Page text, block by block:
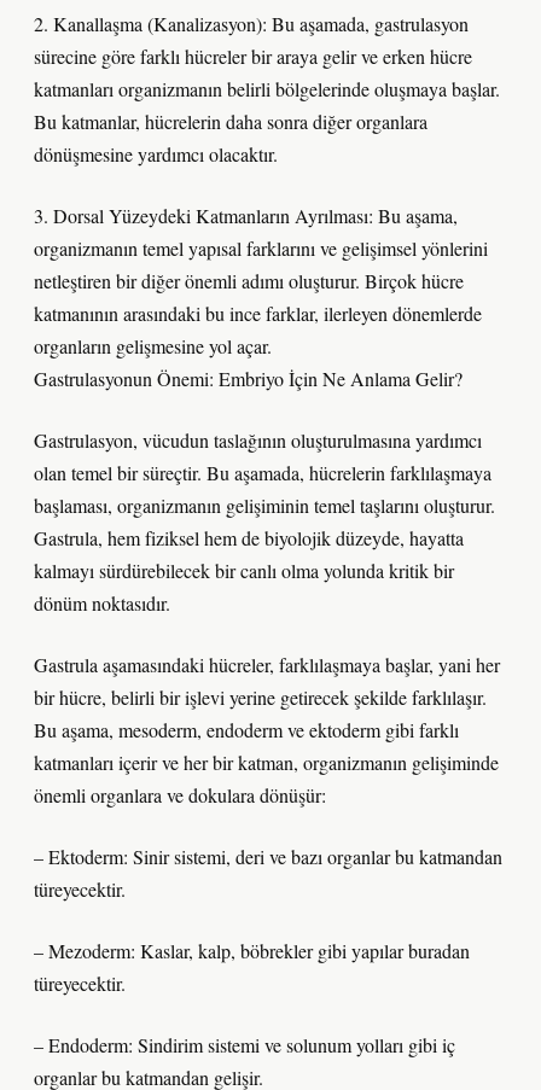
2. Kanallaşma (Kanalizasyon): Bu aşamada, gastrulasyon
sürecine göre farklı hücreler bir araya gelir ve erken hücre
katmanları organizmanın belirli bölgelerinde oluşmaya başlar.
Bu katmanlar, hücrelerin daha sonra diğer organlara
dönüşmesine yardımcı olacaktır.
3. Dorsal Yüzeydeki Katmanların Ayrılması: Bu aşama,
organizmanın temel yapısal farklarını ve gelişimsel yönlerini
netleştiren bir diğer önemli adımı oluşturur. Birçok hücre
katmanının arasındaki bu ince farklar, ilerleyen dönemlerde
organların gelişmesine yol açar.
Gastrulasyonun Önemi: Embriyo İçin Ne Anlama Gelir?
Gastrulasyon, vücudun taslağının oluşturulmasına yardımcı
olan temel bir süreçtir. Bu aşamada, hücrelerin farklılaşmaya
başlaması, organizmanın gelişiminin temel taşlarını oluşturur.
Gastrula, hem fiziksel hem de biyolojik düzeyde, hayatta
kalmayı sürdürebilecek bir canlı olma yolunda kritik bir
dönüm noktasıdır.
Gastrula aşamasındaki hücreler, farklılaşmaya başlar, yani her
bir hücre, belirli bir işlevi yerine getirecek şekilde farklılaşır.
Bu aşama, mesoderm, endoderm ve ektoderm gibi farklı
katmanları içerir ve her bir katman, organizmanın gelişiminde
önemli organlara ve dokulara dönüşür:
– Ektoderm: Sinir sistemi, deri ve bazı organlar bu katmandan
türeyecektir.
– Mezoderm: Kaslar, kalp, böbrekler gibi yapılar buradan
türeyecektir.
– Endoderm: Sindirim sistemi ve solunum yolları gibi iç
organlar bu katmandan gelişir.